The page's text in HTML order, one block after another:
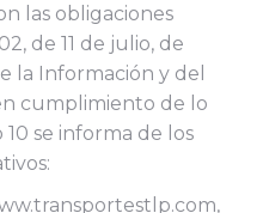
las obligaciones
de 11 de julio, de
la Información y del
cumplimiento de lo
se informa de los